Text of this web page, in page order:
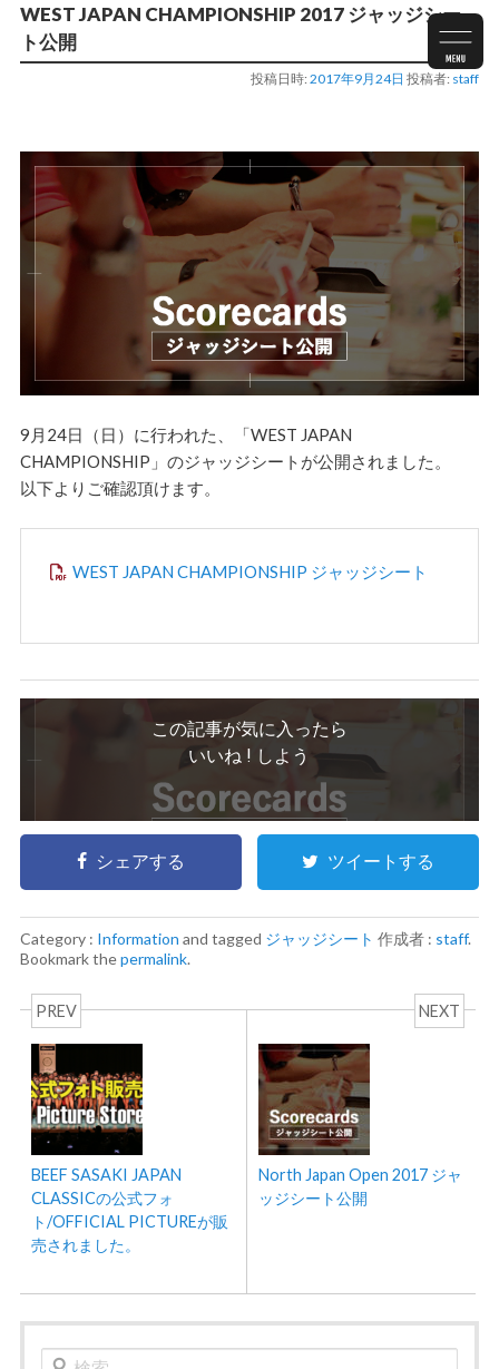
WEST JAPAN CHAMPIONSHIP 2017 ジャッジシー
ト公開
投稿日時:2017年9月24日 投稿者: staff
9月24日（日）に行われた、「WEST JAPAN
CHAMPIONSHIP 」のジャッジシートが公開されました。
以下よりご確認頂けます。
WEST JAPAN CHAMPIONSHIP ジャッジシート
この記事が気に入ったら
いいね ! しよう
シェアする ツイートする
Category : Information and tagged ジャッジシート 作成者 : staff.
Bookmark thepermalink.
PREV
BEEF SASAKI JAPAN
CLASSICの公式フォ
ト/OFFICIAL PICTUREが販
売されました。
NEXT
North Japan Open 2017 ジャ
ッジシート公開
検